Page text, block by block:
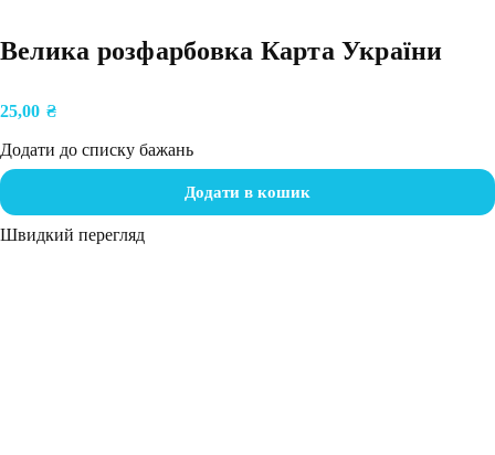
Велика розфарбовка Карта України
25,00 ₴
Додати до списку бажань
Додати в кошик
Швидкий перегляд